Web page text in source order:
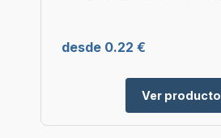
desde 0.22 €
Ver producto